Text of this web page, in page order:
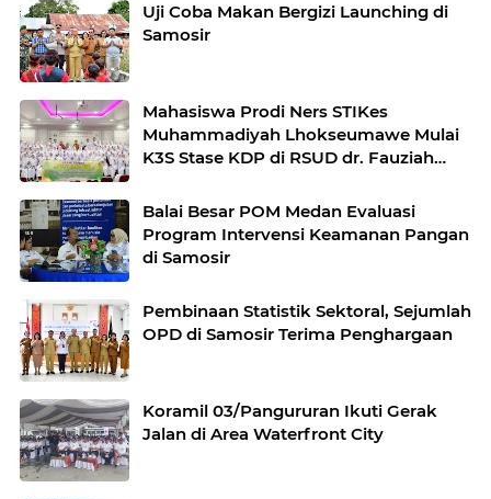
Uji Coba Makan Bergizi Launching di
Samosir
Mahasiswa Prodi Ners STIKes
Muhammadiyah Lhokseumawe Mulai
K3S Stase KDP di RSUD dr. Fauziah
Balai Besar POM Medan Evaluasi
Program Intervensi Keamanan Pangan
di Samosir
Pembinaan Statistik Sektoral, Sejumlah
OPD di Samosir Terima Penghargaan
Koramil 03/Pangururan Ikuti Gerak
Jalan di Area Waterfront City